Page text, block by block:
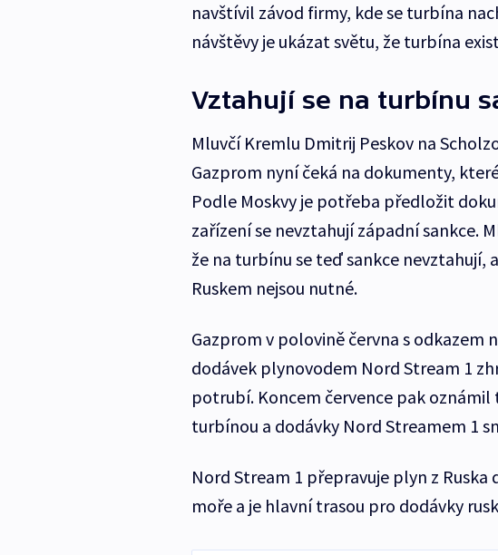
navštívil závod firmy, kde se turbína
návštěvy je ukázat světu, že turbína
Vztahují se na turbínu
Mluvčí Kremlu Dmitrij Peskov na
Gazprom nyní čeká na dokumenty,
Podle Moskvy je potřeba předložit
zařízení se nevztahují západní sankce.
že na turbínu se teď sankce
Ruskem nejsou nutné.
Gazprom v polovině června s odkazem
dodávek plynovodem Nord Stream 1
potrubí. Koncem července pak
turbínou a dodávky Nord Streamem 1
Nord Stream 1 přepravuje plyn z
moře a je hlavní trasou pro dodávky